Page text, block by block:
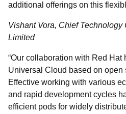
additional offerings on this
Vishant Vora, Chief Technology
Limited
“Our collaboration with Red Hat
Universal Cloud based on open
Effective working with various
and rapid development cycles
efficient pods for widely